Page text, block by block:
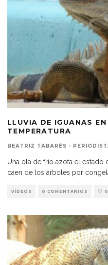
LLUVIA DE IGUANAS
TEMPERATURA
BEATRIZ TABARÉS -
Una ola de frío azota el estado
caen de los árboles por
VÍDEOS 0 COMENTARIOS 0